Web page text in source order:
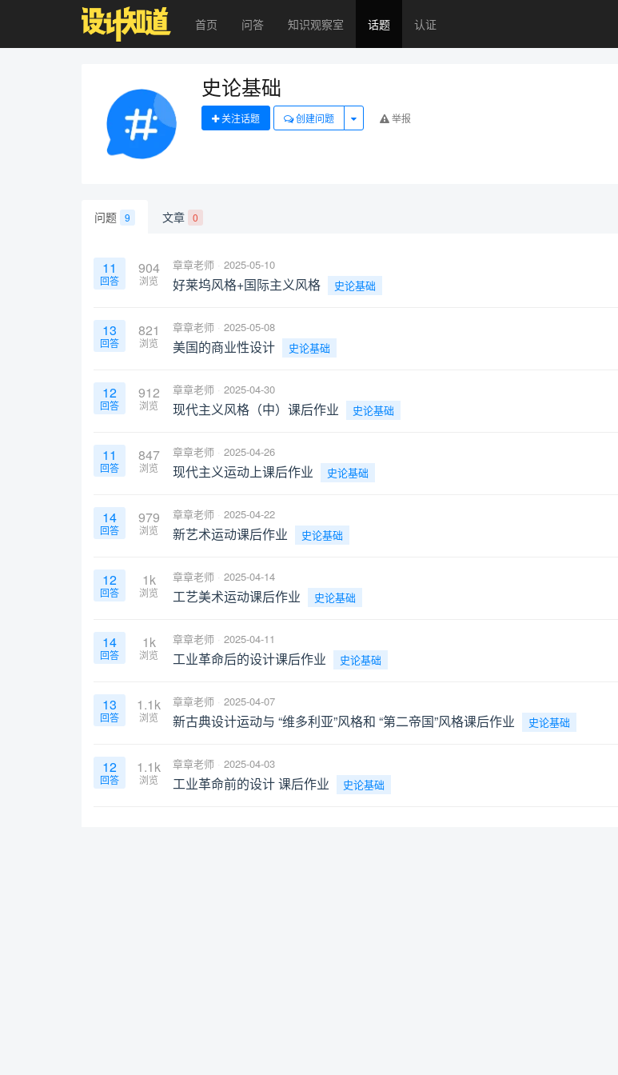
首页 问答 知识观察室 话题 认证
史论基础
关注话题 创建问题 举报
问题 9 文章 0
11
回答
904
浏览
章章老师 2025-05-10
好莱坞风格+国际主义风格 史论基础
13
回答
821
浏览
章章老师 2025-05-08
美国的商业性设计 史论基础
12
回答
912
浏览
章章老师 2025-04-30
现代主义风格（中）课后作业 史论基础
11
回答
847
浏览
章章老师 2025-04-26
现代主义运动上课后作业 史论基础
14
回答
979
浏览
章章老师 2025-04-22
新艺术运动课后作业 史论基础
12
回答
1k
浏览
章章老师 2025-04-14
工艺美术运动课后作业 史论基础
14
回答
1k
浏览
章章老师 2025-04-11
工业革命后的设计课后作业 史论基础
13
回答
1.1k
浏览
章章老师 2025-04-07
新古典设计运动与 “维多利亚”风格和 “第二帝国”风格课后作业 史论基础
12
回答
1.1k
浏览
章章老师 2025-04-03
工业革命前的设计 课后作业 史论基础